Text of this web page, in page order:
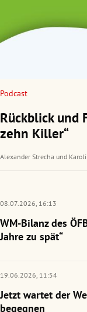
Podcast
Rückblick und
zehn Killer“
Alexander Strecha und
08.07.2026, 16:13
WM-Bilanz des
Jahre zu spät“
19.06.2026, 11:54
Jetzt wartet der
begegnen